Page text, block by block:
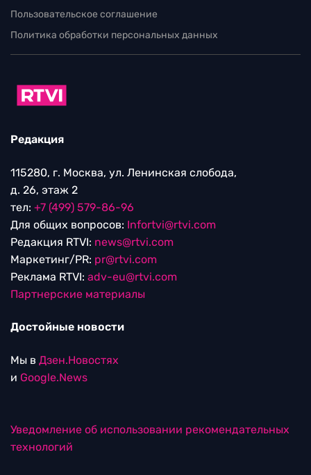
Пользовательское соглашение
Политика обработки персональных данных
Редакция
115280, г. Москва, ул. Ленинская слобода,
д. 26, этаж 2
тел: +7 (499) 579-86-96
Для общих вопросов: Infortvi@rtvi.com
Редакция RTVI: news@rtvi.com
Маркетинг/PR: pr@rtvi.com
Реклама RTVI: adv-eu@rtvi.com
Партнерские материалы
Достойные новости
Мы в Дзен.Новостях
и Google.News
Уведомление об использовании рекомендательных
технологий